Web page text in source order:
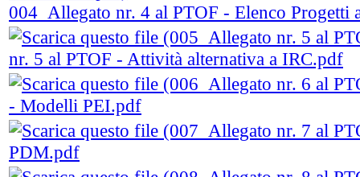
004_Allegato nr. 4 al PTOF - Elenco Progetti
nr. 5 al PTOF - Attività alternativa a IRC.pdf
- Modelli PEI.pdf
PDM.pdf